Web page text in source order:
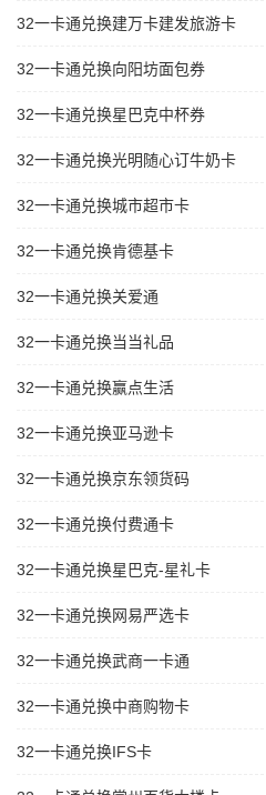
32一卡通兑换建万卡建发旅游卡
32一卡通兑换向阳坊面包券
32一卡通兑换星巴克中杯券
32一卡通兑换光明随心订牛奶卡
32一卡通兑换城市超市卡
32一卡通兑换肯德基卡
32一卡通兑换关爱通
32一卡通兑换当当礼品
32一卡通兑换赢点生活
32一卡通兑换亚马逊卡
32一卡通兑换京东领货码
32一卡通兑换付费通卡
32一卡通兑换星巴克-星礼卡
32一卡通兑换网易严选卡
32一卡通兑换武商一卡通
32一卡通兑换中商购物卡
32一卡通兑换IFS卡